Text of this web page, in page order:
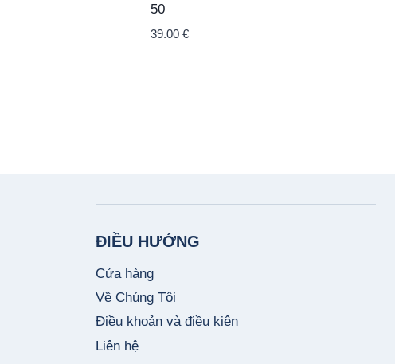
50
39.00 €
ĐIỀU HƯỚNG
Cửa hàng
Về Chúng Tôi
Điều khoản và điều kiện
Liên hệ